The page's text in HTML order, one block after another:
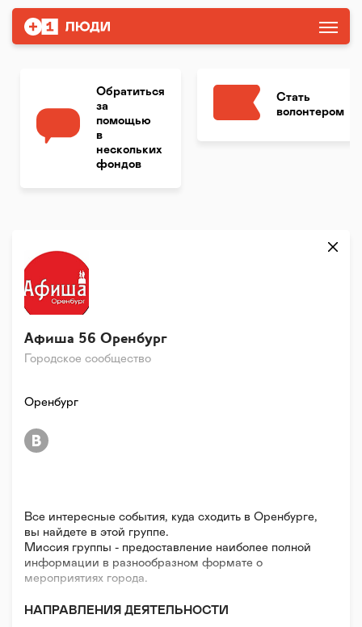
Обратиться
за
помощью
в
нескольких
фондов
Стать
волонтером
Городское сообщество
Афиша 56 Оренбург
Все интересные события, куда сходить в Оренбурге,
вы найдете в этой группе.
Миссия группы - предоставление наиболее полной
информации в разнообразном формате о
мероприятиях города.
НАПРАВЛЕНИЯ ДЕЯТЕЛЬНОСТИ
Оренбург